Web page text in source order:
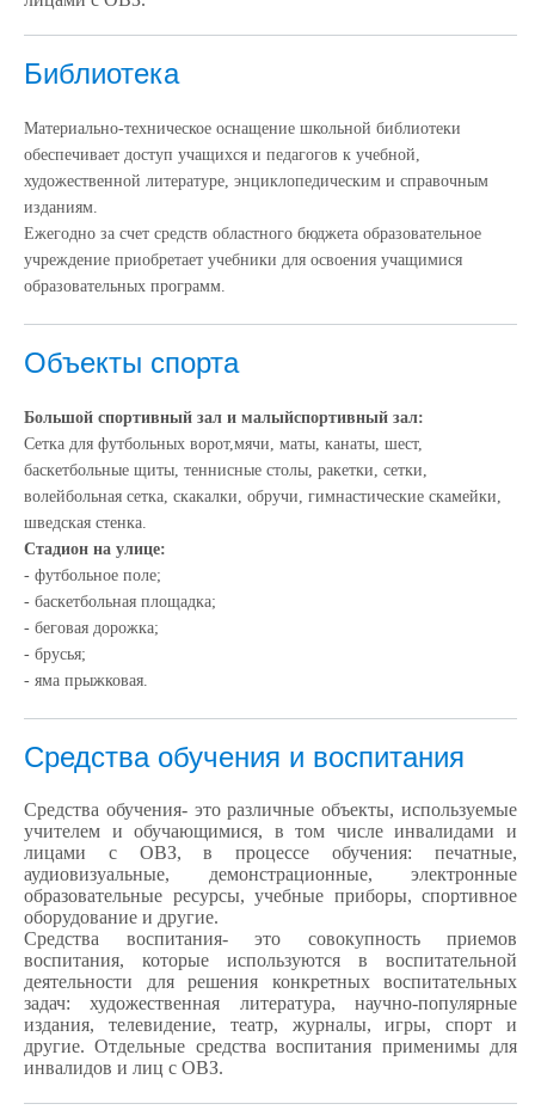
Библиотека
Материально-техническое оснащение школьной библиотеки
обеспечивает доступ учащихся и педагогов к учебной,
художественной литературе, энциклопедическим и справочным
изданиям.
Ежегодно за счет средств областного бюджета образовательное
учреждение приобретает учебники для освоения учащимися
образовательных программ.
Объекты спорта
Большой спортивный зал и малыйспортивный зал:
Сетка для футбольных ворот, мячи, маты, канаты, шест,
баскетбольные щиты, теннисные столы, ракетки, сетки,
волейбольная сетка, скакалки, обручи, гимнастические скамейки,
шведская стенка.
Стадион на улице:
- футбольное поле;
- баскетбольная площадка;
- беговая дорожка;
- брусья;
- яма прыжковая.
Средства обучения и воспитания
Средства обучения- это различные объекты, используемые
учителем и обучающимися, в том числе инвалидами и
лицами с ОВЗ, в процессе обучения: печатные,
аудиовизуальные, демонстрационные, электронные
образовательные ресурсы, учебные приборы, спортивное
оборудование и другие.
Средства воспитания- это совокупность приемов
воспитания, которые используются в воспитательной
деятельности для решения конкретных воспитательных
задач: художественная литература, научно-популярные
издания, телевидение, театр, журналы, игры, спорт и
другие. Отдельные средства воспитания применимы для
инвалидов и лиц с ОВЗ.